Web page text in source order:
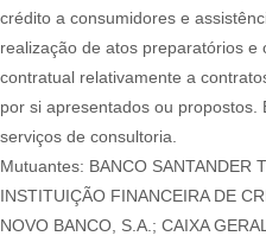
crédito a consumidores e
realização de atos preparatórios
contratual relativamente a
por si apresentados ou
serviços de consultoria.
Mutuantes: BANCO SANTANDER
INSTITUIÇÃO FINANCEIRA DE
NOVO BANCO, S.A.; CAIXA